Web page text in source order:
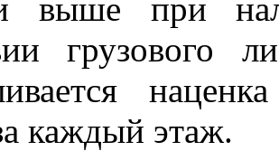
выше при
грузового
каждый этаж.